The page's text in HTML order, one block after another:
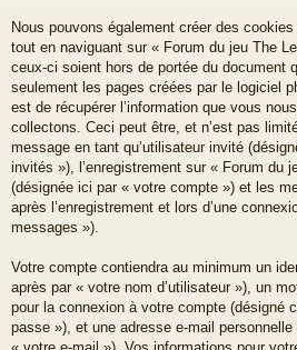
Nous pouvons également créer des
tout en naviguant sur « Forum du jeu The
ceux-ci soient hors de portée du document
seulement les pages créées par le logiciel
est de récupérer l’information que vous
collectons. Ceci peut être, et n’est pas
message en tant qu’utilisateur invité
invités »), l’enregistrement sur « Forum du
(désignée ici par « votre compte ») et les
après l’enregistrement et lors d’une
messages »).
Votre compte contiendra au minimum un
après par « votre nom d’utilisateur »), un
pour la connexion à votre compte (désigné
passe »), et une adresse e-mail